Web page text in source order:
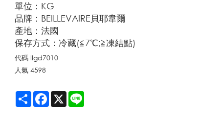
單位：KG
品牌：BEILLEVAIRE貝耶韋爾
產地：法國
保存方式：冷藏(≦7℃;≧凍結點)
代碼 llgd7010
人氣 4598
Share Facebook
X